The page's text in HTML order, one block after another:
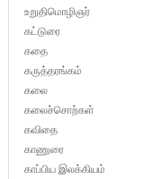
உறுதிமொழிஞர்
கட்டுரை
கதை
கருத்தரங்கம்
கலை
கலைச்சொற்கள்
கவிதை
காணுரை
காப்பிய இலக்கியம்